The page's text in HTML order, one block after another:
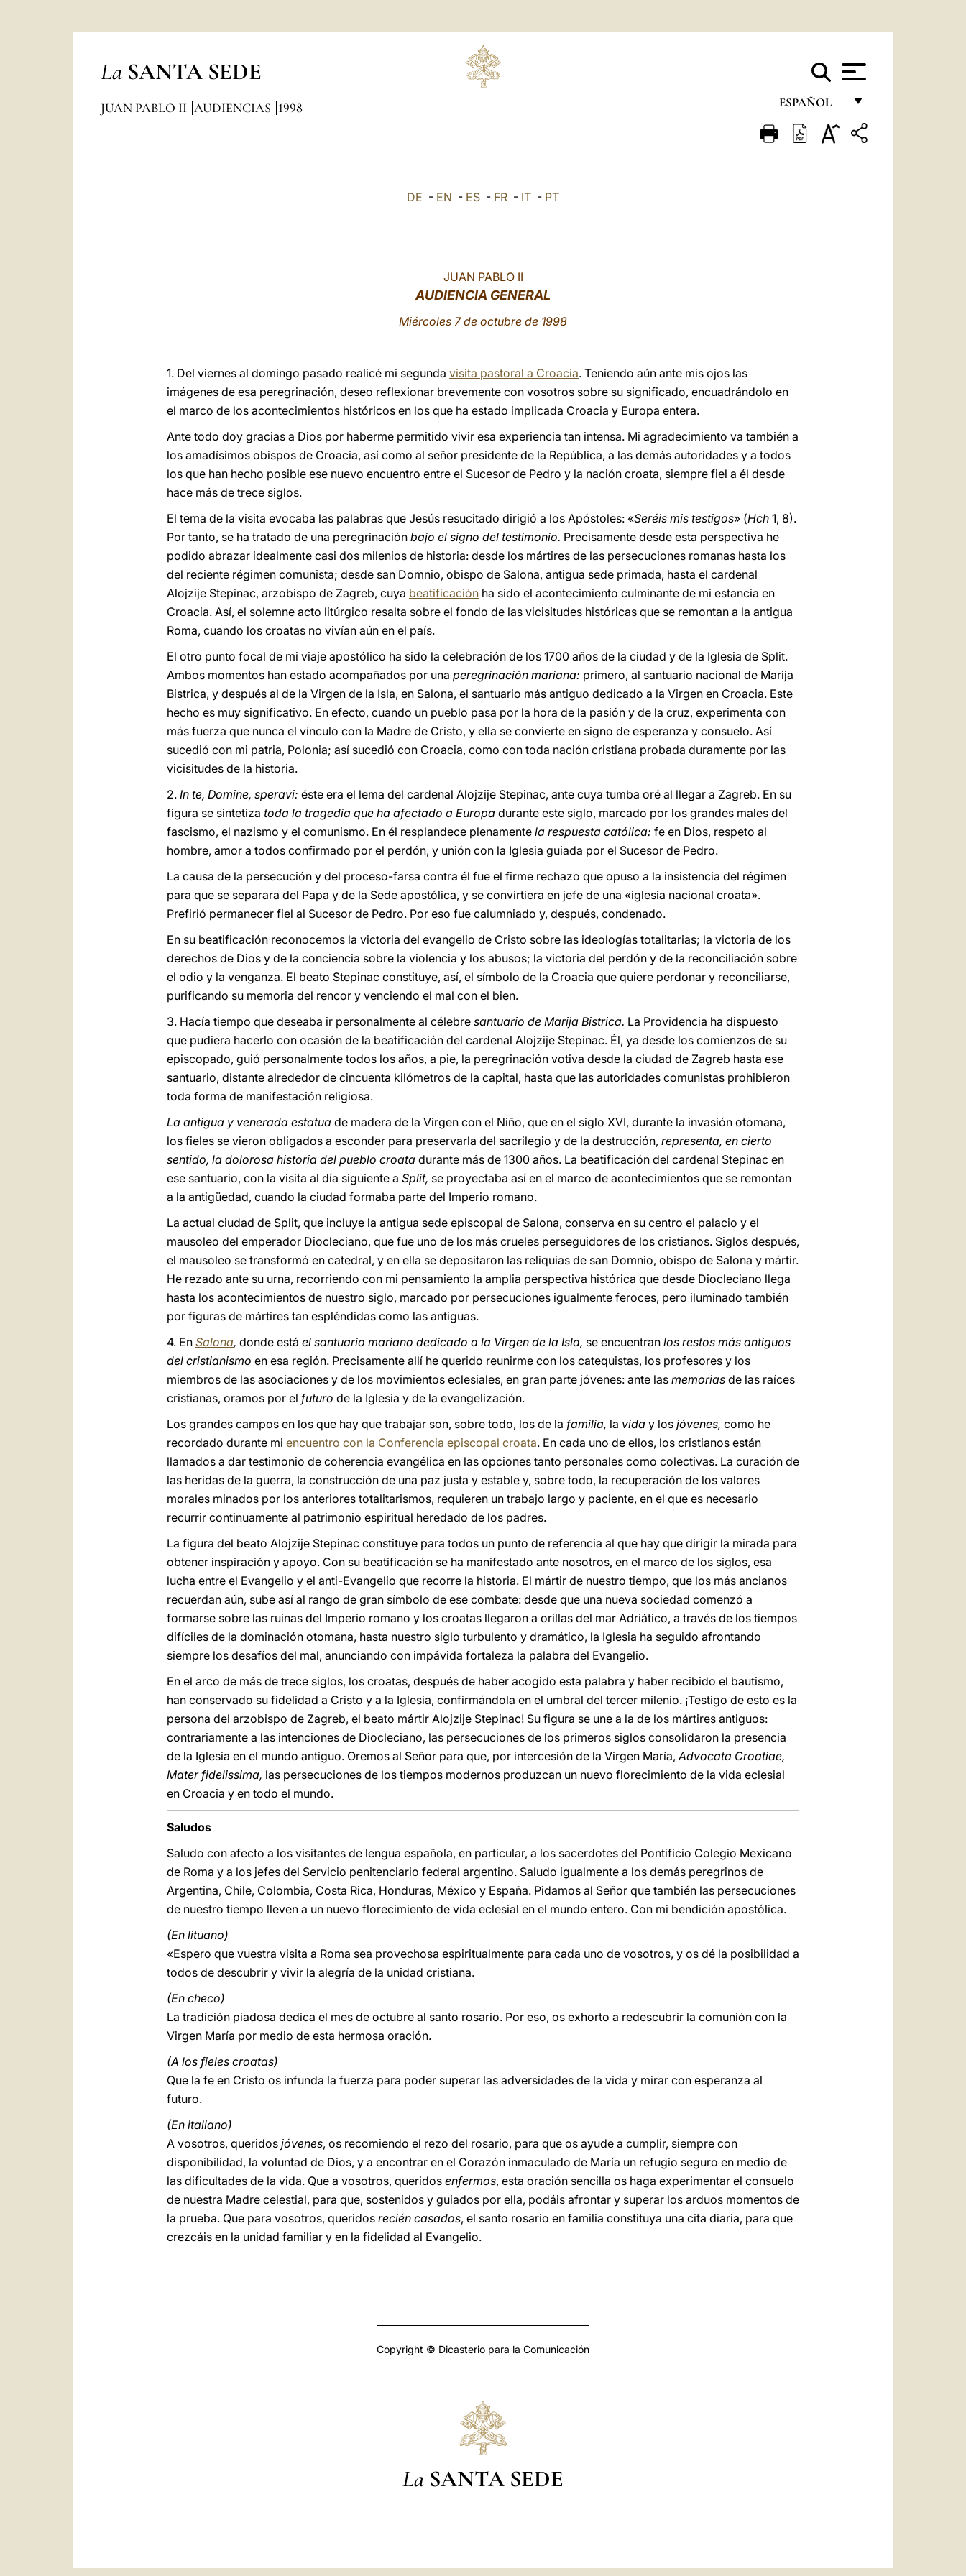
La SANTA SEDE
ESPAÑOL
FRANÇAIS
JUAN PABLO II AUDIENCIAS 1998
DE - EN - ES - FR - IT - PT
JUAN PABLO II
AUDIENCIA GENERAL
Miércoles 7 de octubre de 1998
1. Del viernes al domingo pasado realicé mi segunda visita pastoral a Croacia. Teniendo aún ante mis ojos las
imágenes de esa peregrinación, deseo reflexionar brevemente con vosotros sobre su significado, encuadrándolo en
el marco de los acontecimientos históricos en los que ha estado implicada Croacia y Europa entera.
Ante todo doy gracias a Dios por haberme permitido vivir esa experiencia tan intensa. Mi agradecimiento va también a
los amadísimos obispos de Croacia, así como al señor presidente de la República, a las demás autoridades y a todos
los que han hecho posible ese nuevo encuentro entre el Sucesor de Pedro y la nación croata, siempre fiel a él desde
hace más de trece siglos.
El tema de la visita evocaba las palabras que Jesús resucitado dirigió a los Apóstoles: «Seréis mis testigos» (Hch 1, 8).
Por tanto, se ha tratado de una peregrinación bajo el signo del testimonio. Precisamente desde esta perspectiva he
podido abrazar idealmente casi dos milenios de historia: desde los mártires de las persecuciones romanas hasta los
del reciente régimen comunista; desde san Domnio, obispo de Salona, antigua sede primada, hasta el cardenal
Alojzije Stepinac, arzobispo de Zagreb, cuya beatificación ha sido el acontecimiento culminante de mi estancia en
Croacia. Así, el solemne acto litúrgico resalta sobre el fondo de las vicisitudes históricas que se remontan a la antigua
Roma, cuando los croatas no vivían aún en el país.
El otro punto focal de mi viaje apostólico ha sido la celebración de los 1700 años de la ciudad y de la Iglesia de Split.
Ambos momentos han estado acompañados por una peregrinación mariana: primero, al santuario nacional de Marija
Bistrica, y después al de la Virgen de la Isla, en Salona, el santuario más antiguo dedicado a la Virgen en Croacia. Este
hecho es muy significativo. En efecto, cuando un pueblo pasa por la hora de la pasión y de la cruz, experimenta con
más fuerza que nunca el vínculo con la Madre de Cristo, y ella se convierte en signo de esperanza y consuelo. Así
sucedió con mi patria, Polonia; así sucedió con Croacia, como con toda nación cristiana probada duramente por las
vicisitudes de la historia.
2. In te, Domine, speravi: éste era el lema del cardenal Alojzije Stepinac, ante cuya tumba oré al llegar a Zagreb. En su
figura se sintetiza toda la tragedia que ha afectado a Europa durante este siglo, marcado por los grandes males del
fascismo, el nazismo y el comunismo. En él resplandece plenamente la respuesta católica: fe en Dios, respeto al
hombre, amor a todos confirmado por el perdón, y unión con la Iglesia guiada por el Sucesor de Pedro.
La causa de la persecución y del proceso-farsa contra él fue el firme rechazo que opuso a la insistencia del régimen
para que se separara del Papa y de la Sede apostólica, y se convirtiera en jefe de una «iglesia nacional croata».
Prefirió permanecer fiel al Sucesor de Pedro. Por eso fue calumniado y, después, condenado.
En su beatificación reconocemos la victoria del evangelio de Cristo sobre las ideologías totalitarias; la victoria de los
derechos de Dios y de la conciencia sobre la violencia y los abusos; la victoria del perdón y de la reconciliación sobre
el odio y la venganza. El beato Stepinac constituye, así, el símbolo de la Croacia que quiere perdonar y reconciliarse,
purificando su memoria del rencor y venciendo el mal con el bien.
3. Hacía tiempo que deseaba ir personalmente al célebre santuario de Marija Bistrica. La Providencia ha dispuesto
que pudiera hacerlo con ocasión de la beatificación del cardenal Alojzije Stepinac. Él, ya desde los comienzos de su
episcopado, guió personalmente todos los años, a pie, la peregrinación votiva desde la ciudad de Zagreb hasta ese
santuario, distante alrededor de cincuenta kilómetros de la capital, hasta que las autoridades comunistas prohibieron
toda forma de manifestación religiosa.
La antigua y venerada estatua de madera de la Virgen con el Niño, que en el siglo XVI, durante la invasión otomana,
los fieles se vieron obligados a esconder para preservarla del sacrilegio y de la destrucción, representa, en cierto
sentido, la dolorosa historia del pueblo croata durante más de 1300 años. La beatificación del cardenal Stepinac en
ese santuario, con la visita al día siguiente a Split, se proyectaba así en el marco de acontecimientos que se remontan
a la antigüedad, cuando la ciudad formaba parte del Imperio romano.
La actual ciudad de Split, que incluye la antigua sede episcopal de Salona, conserva en su centro el palacio y el
mausoleo del emperador Diocleciano, que fue uno de los más crueles perseguidores de los cristianos. Siglos después,
el mausoleo se transformó en catedral, y en ella se depositaron las reliquias de san Domnio, obispo de Salona y mártir.
He rezado ante su urna, recorriendo con mi pensamiento la amplia perspectiva histórica que desde Diocleciano llega
hasta los acontecimientos de nuestro siglo, marcado por persecuciones igualmente feroces, pero iluminado también
por figuras de mártires tan espléndidas como las antiguas.
4. En Salona, donde está el santuario mariano dedicado a la Virgen de la Isla, se encuentran los restos más antiguos
del cristianismo en esa región. Precisamente allí he querido reunirme con los catequistas, los profesores y los
miembros de las asociaciones y de los movimientos eclesiales, en gran parte jóvenes: ante las memorias de las raíces
cristianas, oramos por el futuro de la Iglesia y de la evangelización.
Los grandes campos en los que hay que trabajar son, sobre todo, los de la familia, la vida y los jóvenes, como he
recordado durante mi encuentro con la Conferencia episcopal croata. En cada uno de ellos, los cristianos están
llamados a dar testimonio de coherencia evangélica en las opciones tanto personales como colectivas. La curación de
las heridas de la guerra, la construcción de una paz justa y estable y, sobre todo, la recuperación de los valores
morales minados por los anteriores totalitarismos, requieren un trabajo largo y paciente, en el que es necesario
recurrir continuamente al patrimonio espiritual heredado de los padres.
La figura del beato Alojzije Stepinac constituye para todos un punto de referencia al que hay que dirigir la mirada para
obtener inspiración y apoyo. Con su beatificación se ha manifestado ante nosotros, en el marco de los siglos, esa
lucha entre el Evangelio y el anti-Evangelio que recorre la historia. El mártir de nuestro tiempo, que los más ancianos
recuerdan aún, sube así al rango de gran símbolo de ese combate: desde que una nueva sociedad comenzó a
formarse sobre las ruinas del Imperio romano y los croatas llegaron a orillas del mar Adriático, a través de los tiempos
difíciles de la dominación otomana, hasta nuestro siglo turbulento y dramático, la Iglesia ha seguido afrontando
siempre los desafíos del mal, anunciando con impávida fortaleza la palabra del Evangelio.
En el arco de más de trece siglos, los croatas, después de haber acogido esta palabra y haber recibido el bautismo,
han conservado su fidelidad a Cristo y a la Iglesia, confirmándola en el umbral del tercer milenio. ¡Testigo de esto es la
persona del arzobispo de Zagreb, el beato mártir Alojzije Stepinac! Su figura se une a la de los mártires antiguos:
contrariamente a las intenciones de Diocleciano, las persecuciones de los primeros siglos consolidaron la presencia
de la Iglesia en el mundo antiguo. Oremos al Señor para que, por intercesión de la Virgen María,Advocata Croatiae,
Mater fidelissima, las persecuciones de los tiempos modernos produzcan un nuevo florecimiento de la vida eclesial
en Croacia y en todo el mundo.
Saludos
Saludo con afecto a los visitantes de lengua española, en particular, a los sacerdotes del Pontificio Colegio Mexicano
de Roma y a los jefes del Servicio penitenciario federal argentino. Saludo igualmente a los demás peregrinos de
Argentina, Chile, Colombia, Costa Rica, Honduras, México y España. Pidamos al Señor que también las persecuciones
de nuestro tiempo lleven a un nuevo florecimiento de vida eclesial en el mundo entero. Con mi bendición apostólica.
(En lituano)
«Espero que vuestra visita a Roma sea provechosa espiritualmente para cada uno de vosotros, y os dé la posibilidad a
todos de descubrir y vivir la alegría de la unidad cristiana.
(En checo)
La tradición piadosa dedica el mes de octubre al santo rosario. Por eso, os exhorto a redescubrir la comunión con la
Virgen María por medio de esta hermosa oración.
(A los fieles croatas)
Que la fe en Cristo os infunda la fuerza para poder superar las adversidades de la vida y mirar con esperanza al
futuro.
(En italiano)
A vosotros, queridos jóvenes, os recomiendo el rezo del rosario, para que os ayude a cumplir, siempre con
disponibilidad, la voluntad de Dios, y a encontrar en el Corazón inmaculado de María un refugio seguro en medio de
las dificultades de la vida. Que a vosotros, queridos enfermos, esta oración sencilla os haga experimentar el consuelo
de nuestra Madre celestial, para que, sostenidos y guiados por ella, podáis afrontar y superar los arduos momentos de
la prueba. Que para vosotros, queridos recién casados, el santo rosario en familia constituya una cita diaria, para que
crezcáis en la unidad familiar y en la fidelidad al Evangelio.
Copyright © Dicasterio para la Comunicación
La SANTA SEDE